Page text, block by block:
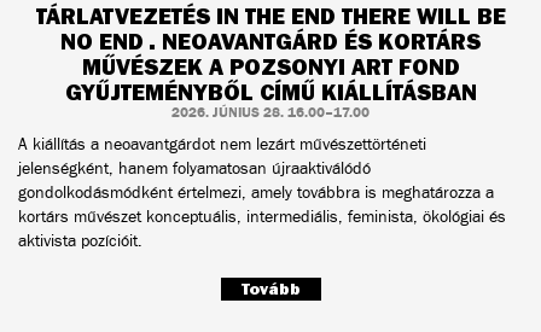
TÁRLATVEZETÉS IN THE END THERE WILL BE
NO END . NEOAVANTGÁRD ÉS KORTÁRS
MŰVÉSZEK A POZSONYI ART FOND
GYŰJTEMÉNYBŐL CÍMŰ KIÁLLÍTÁSBAN
2026. JÚNIUS 28. 16.00–17.00
A kiállítás a neoavantgárdot nem lezárt művészettörténeti
jelenségként, hanem folyamatosan újraaktiválódó
gondolkodásmódként értelmezi, amely továbbra is meghatározza a
kortárs művészet konceptuális, intermediális, feminista, ökológiai és
aktivista pozícióit.
Tovább